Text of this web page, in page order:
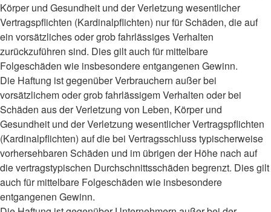
Körper und Gesundheit und der Verletzung wesentlicher
Vertragspflichten (Kardinalpflichten) nur für Schäden, die auf
ein vorsätzliches oder grob fahrlässiges Verhalten
zurückzuführen sind. Dies gilt auch für mittelbare
Folgeschäden wie insbesondere entgangenen Gewinn.
Die Haftung ist gegenüber Verbrauchern außer bei
vorsätzlichem oder grob fahrlässigem Verhalten oder bei
Schäden aus der Verletzung von Leben, Körper und
Gesundheit und der Verletzung wesentlicher Vertragspflichten
(Kardinalpflichten) auf die bei Vertragsschluss typischerweise
vorhersehbaren Schäden und im übrigen der Höhe nach auf
die vertragstypischen Durchschnittsschäden begrenzt. Dies gilt
auch für mittelbare Folgeschäden wie insbesondere
entgangenen Gewinn.